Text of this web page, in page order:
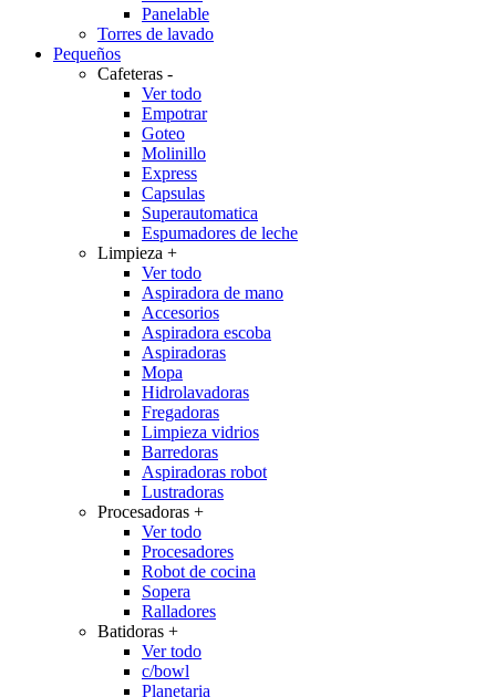
Panelable
Torres de lavado
Pequeños
Cafeteras -
Ver todo
Empotrar
Goteo
Molinillo
Express
Capsulas
Superautomatica
Espumadores de leche
Limpieza +
Ver todo
Aspiradora de mano
Accesorios
Aspiradora escoba
Aspiradoras
Mopa
Hidrolavadoras
Fregadoras
Limpieza vidrios
Barredoras
Aspiradoras robot
Lustradoras
Procesadoras +
Ver todo
Procesadores
Robot de cocina
Sopera
Ralladores
Batidoras +
Ver todo
c/bowl
Planetaria